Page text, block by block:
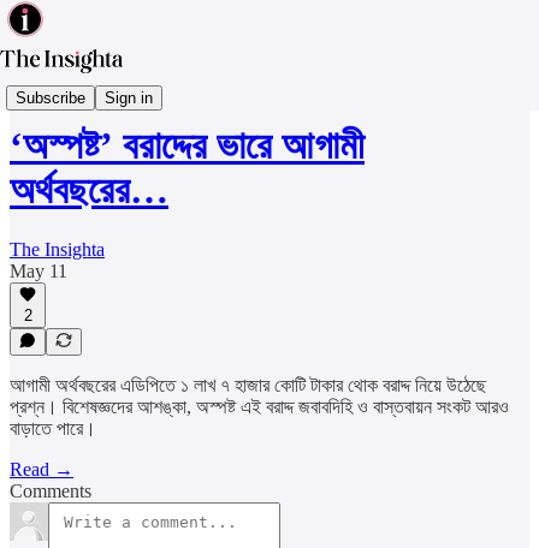
Subscribe Sign in
Economy
‘অস্পষ্ট’ বরাদ্দের ভারে আগামী
অর্থবছরের…
The Insighta
May 11
2
আগামী অর্থবছরের এডিপিতে ১ লাখ ৭ হাজার কোটি টাকার থোক বরাদ্দ নিয়ে উঠেছে
প্রশ্ন। বিশেষজ্ঞদের আশঙ্কা, অস্পষ্ট এই বরাদ্দ জবাবদিহি ও বাস্তবায়ন সংকট আরও
বাড়াতে পারে।
Read →
Comments